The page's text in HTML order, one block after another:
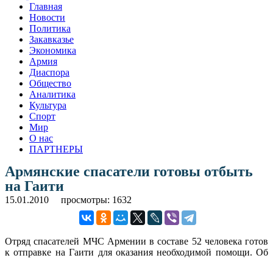
Главная
Новости
Политика
Закавказье
Экономика
Армия
Диаспора
Общество
Аналитика
Культура
Спорт
Мир
О нас
ПАРТНЕРЫ
Армянские спасатели готовы отбыть
на Гаити
15.01.2010 просмотры: 1632
Отряд спасателей МЧС Армении в составе 52 человека готов
к отправке на Гаити для оказания необходимой помощи. Об